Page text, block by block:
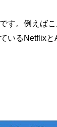
す。例えば
いるNetflix